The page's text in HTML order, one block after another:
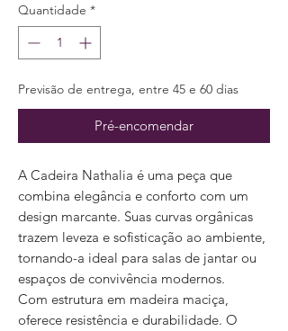
Quantidade *
Previsão de entrega, entre 45 e 60 dias
Pré-encomendar
A Cadeira Nathalia é uma peça que
combina elegância e conforto com um
design marcante. Suas curvas orgânicas
trazem leveza e sofisticação ao ambiente,
tornando-a ideal para salas de jantar ou
espaços de convivência modernos.
Com estrutura em madeira maciça,
oferece resistência e durabilidade. O